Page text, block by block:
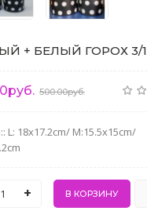
+ БЕЛЫЙ ГОРОХ 3/1
500.00руб.
L: 18x17.2cm/ M:15.5x15cm/
+